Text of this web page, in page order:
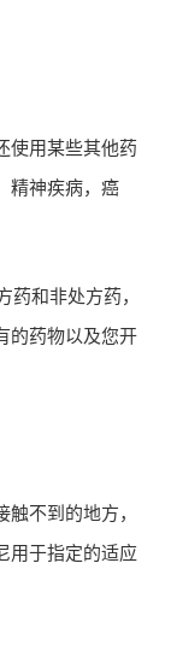
使用某些其他药
精神疾病，癌
药和非处方药，
的药物以及您开
不到的地方，
用于指定的适应